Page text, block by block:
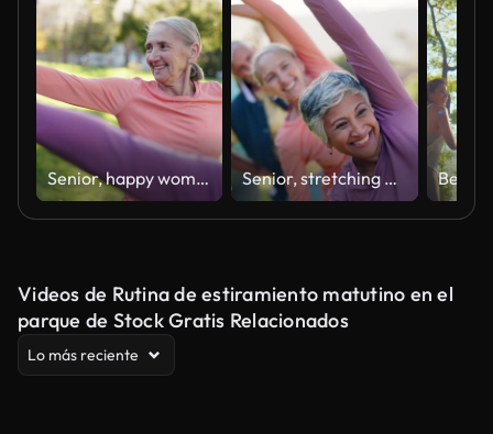
Senior, happy woman and yoga with stretching in nature for workout, exercise or balance together. Elderly female person or group with smile in class for training, awareness or fitness at outdoor park Senior, stretching arms or friends in park for fitness or body mobility in outdoor cardio workout. Group, happy or people in warm up together for training, exercise or retirement community in nature
Videos de Rutina de estiramiento matutino en el
parque de Stock Gratis Relacionados
Lo más reciente